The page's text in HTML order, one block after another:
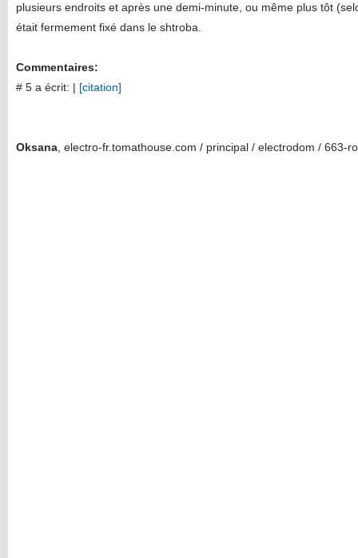
plusieurs endroits et après une demi-minute, ou même plus tôt
était fermement fixé dans le shtroba.
Commentaires:
# 5 a écrit: | [citation]
Oksana , electro-fr.tomathouse.com / principal / electrodom / 663-